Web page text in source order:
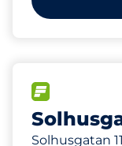
Solhusgatan 11
382 m